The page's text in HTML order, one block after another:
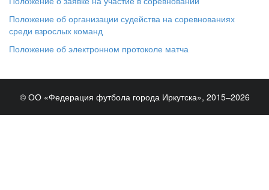
Положение об организации судейства на соревнованиях
среди взрослых команд
Положение об электронном протоколе матча
© ОО «Федерация футбола города Иркутска», 2015–2026